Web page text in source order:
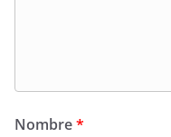
Nombre*